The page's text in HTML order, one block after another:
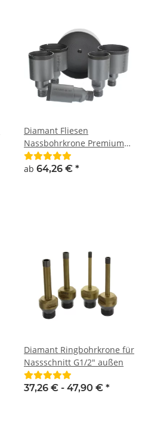
Diamant Fliesen
Nassbohrkrone Premium
G1/2" außen Aufnahme
ab 64,26 € *
Diamant Ringbohrkrone für
Nassschnitt G1/2" außen
37,26 € - 47,90 € *